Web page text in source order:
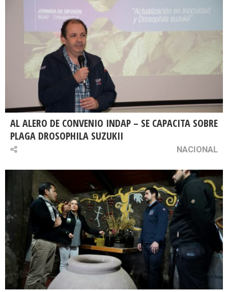
AL ALERO DE CONVENIO INDAP – SE CAPACITA SOBRE
PLAGA DROSOPHILA SUZUKII
NACIONAL